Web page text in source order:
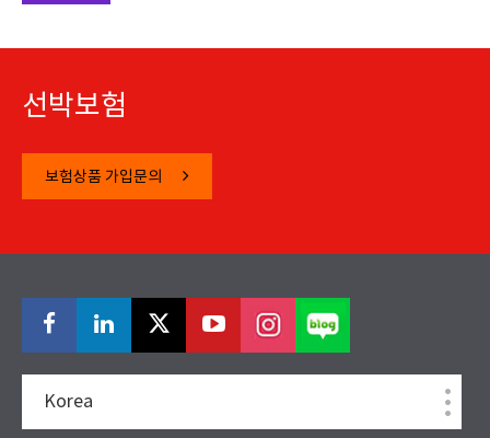
선박보험
보험상품 가입문의
Korea